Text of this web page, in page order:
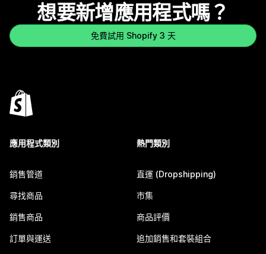
想要新增應用程式嗎？
免費試用 Shopify 3 天
應用程式類別
銷售管道
尋找商品
銷售商品
訂單與運送
熱門類別
直運 (Dropshipping)
市集
商品評價
追加銷售和套裝組合